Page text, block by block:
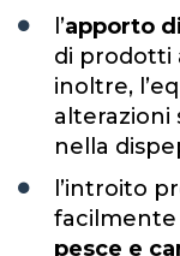
l’apporto
di prodotti
inoltre,
alterazioni
nella
l’introito
facilmente
pesce e